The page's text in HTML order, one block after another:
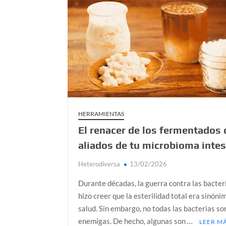
Kundalini: el poder oculto que no todos
Día de Independencia 2026: de Patria Boba
¿Podemos comunicarnos con seres de
Salud mental digital: cómo frenar la
Denuncia por violencia sexual en Colombia:
HERRAMIENTAS
El renacer de los fermentados
aliados de tu microbioma
Heterodiversa 13/02/2026
Durante décadas, la guerra contra las
hizo creer que la esterilidad total era
salud. Sin embargo, no todas las bacterias
enemigas. De hecho, algunas son …
LEER